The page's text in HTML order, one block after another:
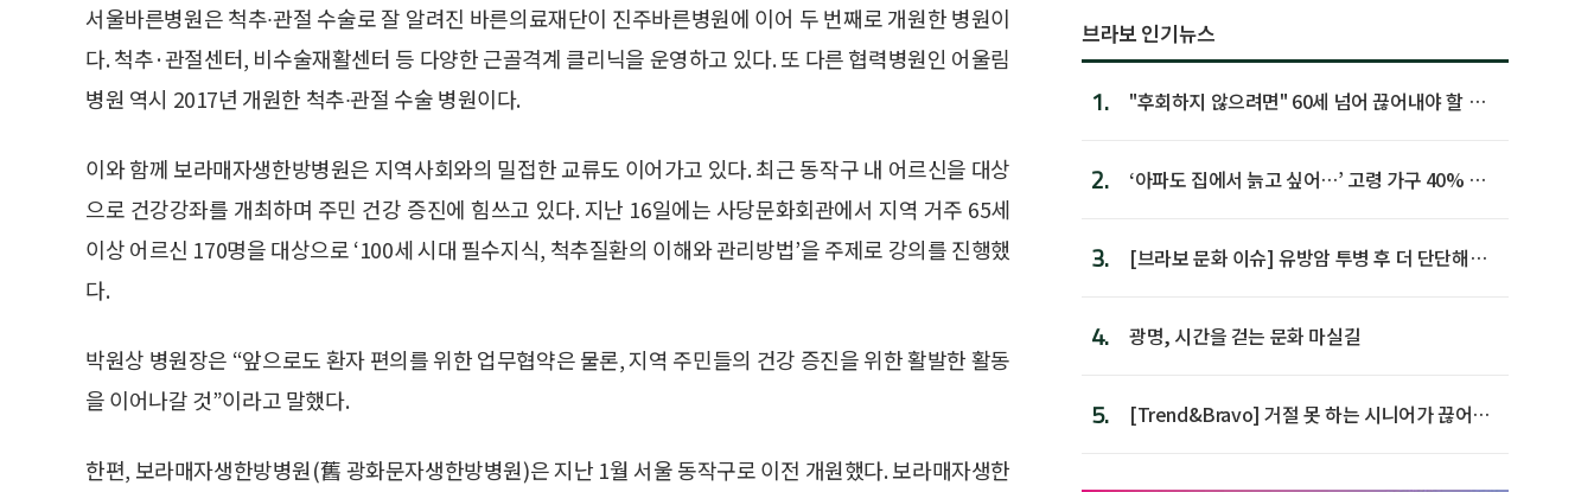
서울바른병원은 척추∙관절 수술로 잘 알려진 바른의료재단이 진주바른병원에 이어 두 번째로 개원한 병원이
다. 척추·관절센터, 비수술재활센터 등 다양한 근골격계 클리닉을 운영하고 있다. 또 다른 협력병원인 어울림
병원 역시 2017년 개원한 척추∙관절 수술 병원이다.
이와 함께 보라매자생한방병원은 지역사회와의 밀접한 교류도 이어가고 있다. 최근 동작구 내 어르신을 대상
으로 건강강좌를 개최하며 주민 건강 증진에 힘쓰고 있다. 지난 16일에는 사당문화회관에서 지역 거주 65세
이상 어르신 170명을 대상으로 ‘100세 시대 필수지식, 척추질환의 이해와 관리방법’을 주제로 강의를 진행했
다.
박원상 병원장은 “앞으로도 환자 편의를 위한 업무협약은 물론, 지역 주민들의 건강 증진을 위한 활발한 활동
을 이어나갈 것”이라고 말했다.
한편, 보라매자생한방병원(舊 광화문자생한방병원)은 지난 1월 서울 동작구로 이전 개원했다. 보라매자생한
브라보 인기뉴스
1.
"후회하지 않으려면" 60세 넘어 끊어내야 할 사
2.
‘아파도 집에서 늙고 싶어…’ 고령 가구 40% 노
3.
[브라보 문화 이슈] 유방암 투병 후 더 단단해진
4. 광명, 시간을 걷는 문화 마실길
5.
[Trend&Bravo] 거절 못 하는 시니어가 끊어야